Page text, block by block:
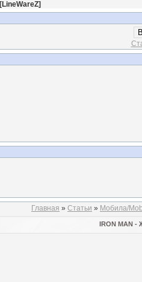
[LineWareZ]
Главная » Статьи » Мобила/
IRON MAN